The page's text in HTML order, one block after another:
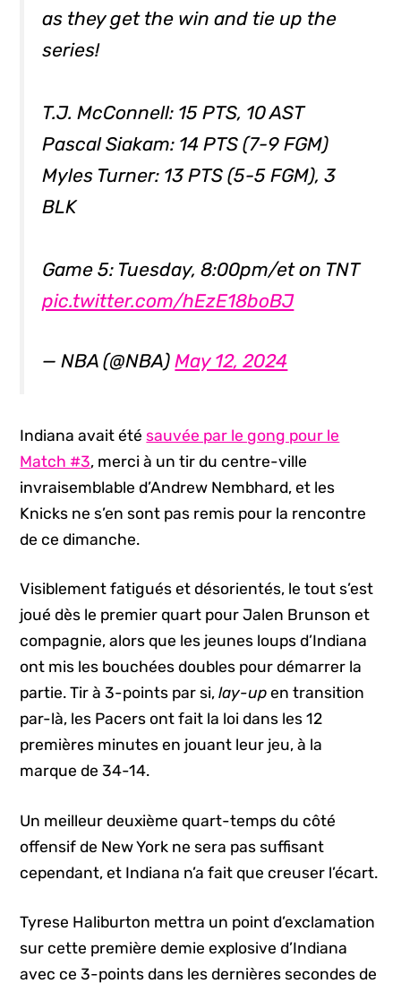
as they get the win and tie up the
series!
T.J. McConnell: 15 PTS, 10 AST
Pascal Siakam: 14 PTS (7-9 FGM)
Myles Turner: 13 PTS (5-5 FGM), 3
BLK
Game 5: Tuesday, 8:00pm/et on TNT
pic.twitter.com/hEzE18boBJ
— NBA (@NBA)May 12, 2024
Indiana avait étésauvée par le gong pour le
Match #3, merci à un tir du centre-ville
invraisemblable d’Andrew Nembhard, et les
Knicks ne s’en sont pas remis pour la rencontre
de ce dimanche.
Visiblement fatigués et désorientés, le tout s’est
joué dès le premier quart pour Jalen Brunson et
compagnie, alors que les jeunes loups d’Indiana
ont mis les bouchées doubles pour démarrer la
partie. Tir à 3-points par si,lay-up en transition
par-là, les Pacers ont fait la loi dans les 12
premières minutes en jouant leur jeu, à la
marque de 34-14.
Un meilleur deuxième quart-temps du côté
offensif de New York ne sera pas suffisant
cependant, et Indiana n’a fait que creuser l’écart.
Tyrese Haliburton mettra un point d’exclamation
sur cette première demie explosive d’Indiana
avec ce 3-points dans les dernières secondes de